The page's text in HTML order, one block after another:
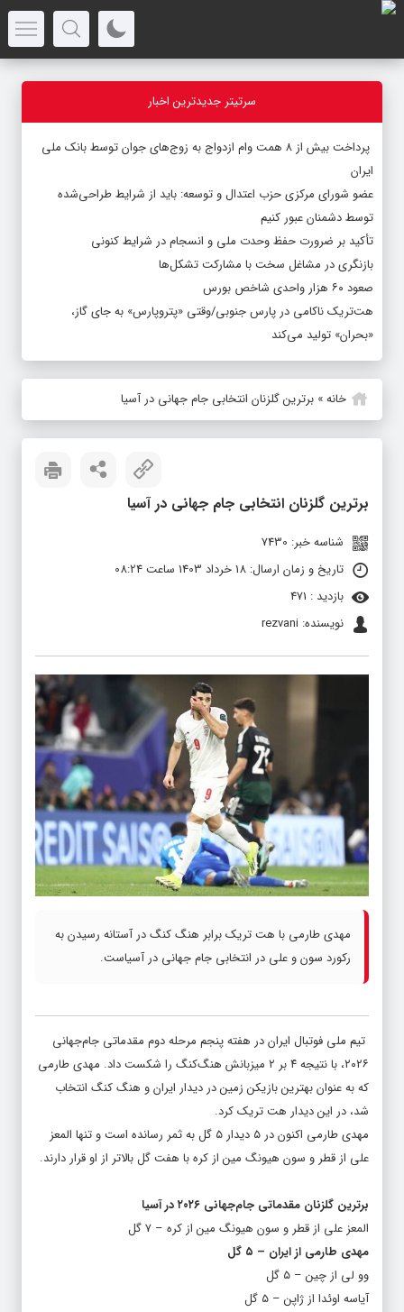
سرتیتر جدیدترین اخبار
پرداخت بیش از ۸ همت وام ازدواج به زوج‌های جوان توسط بانک ملی
ایران
عضو شورای مرکزی حزب اعتدال و توسعه: باید از شرایط طراحی‌شده
توسط دشمنان عبور کنیم
تأکید بر ضرورت حفظ وحدت ملی و انسجام در شرایط کنونی
بازنگری در مشاغل سخت با مشارکت تشکل‌ها
صعود ۶۰ هزار واحدی شاخص بورس
هت‌تریک ناکامی در پارس جنوبی/وقتی «پتروپارس» به جای گاز،
«بحران» تولید می‌کند
خانه» برترین گلزنان انتخابی جام جهانی در آسیا
برترین گلزنان انتخابی جام جهانی در آسیا
شناسه خبر: 7430
تاریخ و زمان ارسال: 18 خرداد 1403 ساعت 08:24
بازدید : 471
نویسنده: rezvani
مهدی طارمی با هت تریک برابر هنگ کنگ در آستانه رسیدن به
رکورد سون و علی در انتخابی جام جهانی در آسیاست.
تیم ملی فوتبال ایران در هفته پنجم مرحله دوم مقدماتی جام‌جهانی
۲۰۲۶، با نتیجه ۴ بر ۲ میزبانش هنگ‌کنگ را شکست داد. مهدی طارمی
که به عنوان بهترین بازیکن زمین در دیدار ایران و هنگ کنگ انتخاب
شد، در این دیدار هت تریک کرد.
مهدی طارمی اکنون در ۵ دیدار ۵ گل به ثمر رسانده است و تنها المعز
علی از قطر و سون هیونگ مین از کره با هفت گل بالاتر از او قرار دارند.
برترین گلزنان مقدماتی جام‌جهانی ۲۰۲۶ در آسیا
المعز علی از قطر و سون هیونگ مین از کره – ۷ گل
مهدی طارمی از ایران – ۵ گل
وو لی از چین – ۵ گل
آیاسه اوئدا از ژاپن – ۵ گل